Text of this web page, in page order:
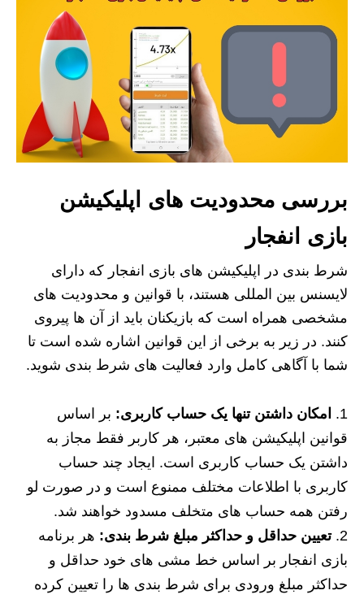
بررسی محدودیت های اپلیکیشن
بازی انفجار
شرط بندی در اپلیکیشن های بازی انفجار که دارای
لایسنس بین المللی هستند، با قوانین و محدودیت های
مشخصی همراه است که بازیکنان باید از آن ها پیروی
کنند. در زیر به برخی از این قوانین اشاره شده است تا
شما با آگاهی کامل وارد فعالیت های شرط بندی شوید.
امکان داشتن تنها یک حساب کاربری: بر اساس
قوانین اپلیکیشن های معتبر، هر کاربر فقط مجاز به
داشتن یک حساب کاربری است. ایجاد چند حساب
کاربری با اطلاعات مختلف ممنوع است و در صورت لو
رفتن همه حساب های متخلف مسدود خواهند شد.
تعیین حداقل و حداکثر مبلغ شرط بندی: هر برنامه
بازی انفجار بر اساس خط مشی های خود حداقل و
حداکثر مبلغ ورودی برای شرط بندی ها را تعیین کرده